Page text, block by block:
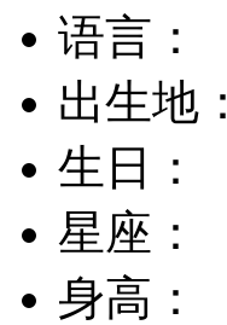
语言：
出生地：
生日：
星座：
身高：